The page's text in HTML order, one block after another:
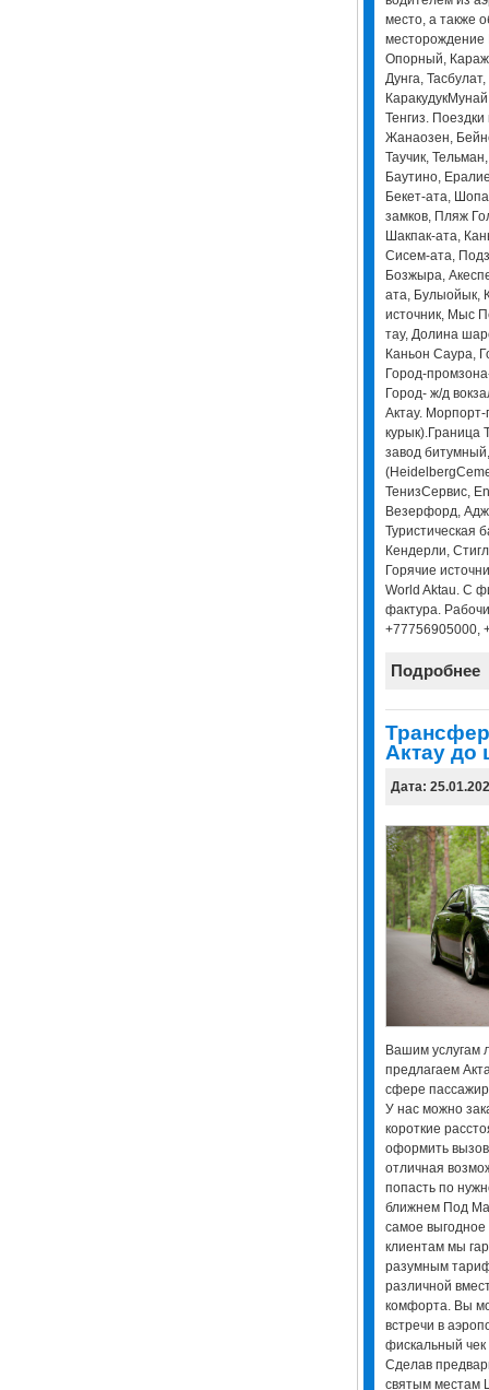
место, а также
месторождение
Опорный,
Дунга,
Тенгиз. Поездки
Жанаозен,
Таучик,
Баутино,
Бекет-ата,
замков, Пляж
Шакпак-ата,
Сисем-ата,
Бозжыра,
ата, Булыойык,
источник, Мыс
тау, Долина
Каньон Саура,
Город-
Город- ж/д
Актау.
курык).Граница
завод
ТенизСервис,
Везерфорд,
Туристическая
Кендерли,
Горячие
World Aktau. С
фактура.
+77756905000,
Подробнее
Актау до
Дата:
Вашим услугам
предлагаем
сфере
У нас можно
короткие
оформить
отличная
попасть по
ближнем Под
самое
клиентам мы
разумным
различной
комфорта. Вы
встречи в
фискальный чек
Сделав
святым местам